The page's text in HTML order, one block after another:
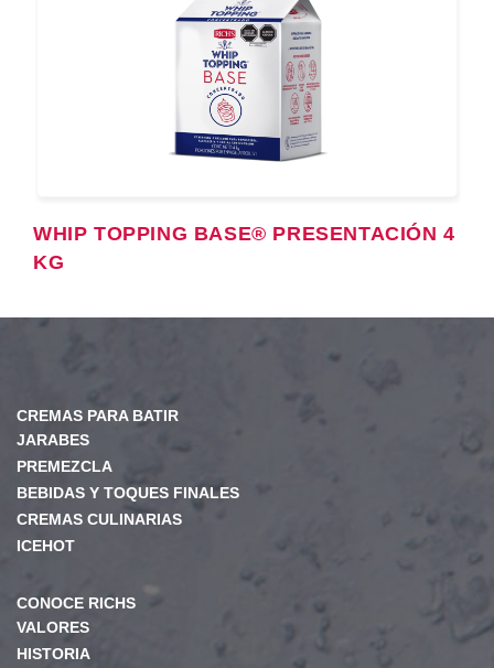
WHIP TOPPING BASE® PRESENTACIÓN 4
KG
CREMAS PARA BATIR
JARABES
PREMEZCLA
BEBIDAS Y TOQUES FINALES
CREMAS CULINARIAS
ICEHOT
CONOCE RICHS
VALORES
HISTORIA